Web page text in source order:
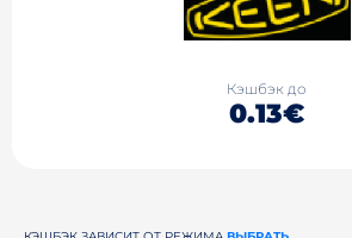
Кэшбэк до
0.13€